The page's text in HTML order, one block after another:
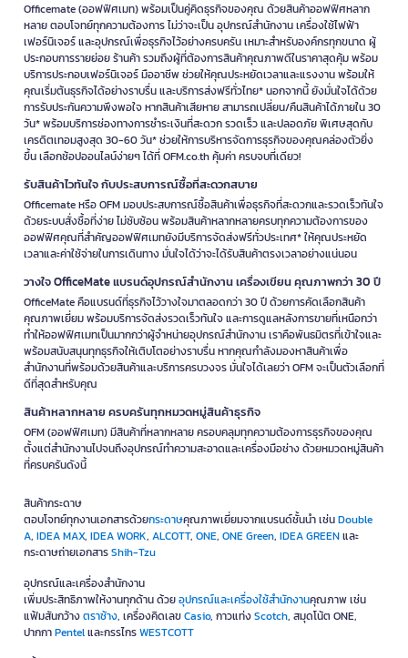
Officemate (ออฟฟิศเมท) พร้อมเป็นคู่คิดธุรกิจของคุณ ด้วยสินค้าออฟฟิศหลาก
หลาย ตอบโจทย์ทุกความต้องการ ไม่ว่าจะเป็น อุปกรณ์สำนักงาน เครื่องใช้ไฟฟ้า
เฟอร์นิเจอร์ และอุปกรณ์เพื่อธุรกิจไว้อย่างครบครัน เหมาะสำหรับองค์กรทุกขนาด ผู้
ประกอบการรายย่อย ร้านค้า รวมถึงผู้ที่ต้องการสินค้าคุณภาพดีในราคาสุดคุ้ม พร้อม
บริการประกอบเฟอร์นิเจอร์ มืออาชีพ ช่วยให้คุณประหยัดเวลาและแรงงาน พร้อมให้
คุณเริ่มต้นธุรกิจได้อย่างราบรื่น และบริการส่งฟรีทั่วไทย* นอกจากนี้ ยังมั่นใจได้ด้วย
การรับประกันความพึงพอใจ หากสินค้าเสียหาย สามารถเปลี่ยน/คืนสินค้าได้ภายใน 30
วัน* พร้อมบริการช่องทางการชำระเงินที่สะดวก รวดเร็ว และปลอดภัย พิเศษสุดกับ
เครดิตเทอมสูงสุด 30-60 วัน* ช่วยให้การบริหารจัดการธุรกิจของคุณคล่องตัวยิ่ง
ขึ้น เลือกช้อปออนไลน์ง่ายๆ ได้ที่ OFM.co.th คุ้มค่า ครบจบที่เดียว!
รับสินค้าไวทันใจ กับประสบการณ์ซื้อที่สะดวกสบาย
Officemate หรือ OFM มอบประสบการณ์ซื้อสินค้าเพื่อธุรกิจที่สะดวกและรวดเร็วทันใจ
ด้วยระบบสั่งซื้อที่ง่าย ไม่ซับซ้อน พร้อมสินค้าหลากหลายครบทุกความต้องการของ
ออฟฟิศคุณที่สำคัญออฟฟิศเมทยังมีบริการจัดส่งฟรีทั่วประเทศ* ให้คุณประหยัด
เวลาและค่าใช้จ่ายในการเดินทาง มั่นใจได้ว่าจะได้รับสินค้าตรงเวลาอย่างแน่นอน
วางใจ OfficeMate แบรนด์อุปกรณ์สำนักงาน เครื่องเขียน คุณภาพกว่า 30 ปี
OfficeMate คือแบรนด์ที่ธุรกิจไว้วางใจมาตลอดกว่า 30 ปี ด้วยการคัดเลือกสินค้า
คุณภาพเยี่ยม พร้อมบริการจัดส่งรวดเร็วทันใจ และการดูแลหลังการขายที่เหนือกว่า
ทำให้ออฟฟิศเมทเป็นมากกว่าผู้จำหน่ายอุปกรณ์สำนักงาน เราคือพันธมิตรที่เข้าใจและ
พร้อมสนับสนุนทุกธุรกิจให้เติบโตอย่างราบรื่น หากคุณกำลังมองหาสินค้าเพื่อ
สำนักงานที่พร้อมด้วยสินค้าและบริการครบวงจร มั่นใจได้เลยว่า OFM จะเป็นตัวเลือกที่
ดีที่สุดสำหรับคุณ
สินค้าหลากหลาย ครบครันทุกหมวดหมู่สินค้าธุรกิจ
OFM (ออฟฟิศเมท) มีสินค้าที่หลากหลาย ครอบคลุมทุกความต้องการธุรกิจของคุณ
ตั้งแต่สำนักงานไปจนถึงอุปกรณ์ทำความสะอาดและเครื่องมือช่าง ด้วยหมวดหมู่สินค้า
ที่ครบครันดังนี้
สินค้ากระดาษ
ตอบโจทย์ทุกงานเอกสารด้วยกระดาษคุณภาพเยี่ยมจากแบรนด์ชั้นนำ เช่นDouble
A, IDEA MAX, IDEA WORK, ALCOTT, ONE, ONE Green, IDEA GREENและ
กระดาษถ่ายเอกสารShih-Tzu
อุปกรณ์และเครื่องสำนักงาน
เพิ่มประสิทธิภาพให้งานทุกด้าน ด้วยอุปกรณ์และเครื่องใช้สำนักงานคุณภาพ เช่น
แฟ้มสันกว้างตราช้าง, เครื่องคิดเลขCasio, กาวแท่งScotch, สมุดโน้ต ONE,
ปากกาPentelและกรรไกรWESTCOTT